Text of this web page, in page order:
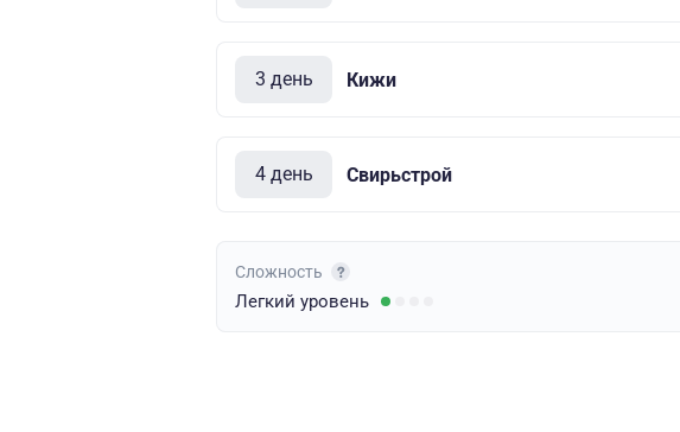
3 день Кижи
4 день Свирьстрой
Сложность
Легкий уровень